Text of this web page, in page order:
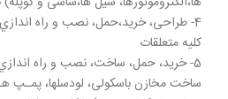
4- ﻃﺮاﺣﯽ، ﺧﺮﯾﺪ،ﺣﻤﻞ، ﻧﺼﺐ و راه
ﮐﻠﯿﻪ ﻣﺘﻌﻠﻘﺎت
5- خرید، ﺣﻤﻞ، ﺳﺎﺧﺖ، ﻧﺼﺐ و راه
ﺳﺎﺧﺖ ﻣﺨﺎزن ﺑﺎﺳﮑﻮﻟﯽ، ﻟﻮدﺳﻠﻬﺎ، ﭘﻤـﭗ